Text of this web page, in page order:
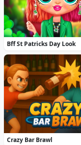
Bff St Patricks Day Look
Crazy Bar Brawl